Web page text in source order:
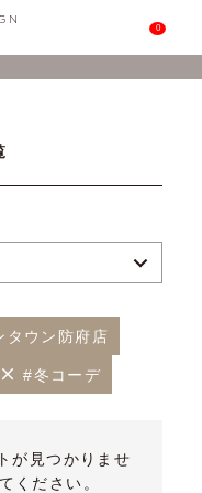
0
タウン防府店
#冬コーデ
が見つかりませ
ください。